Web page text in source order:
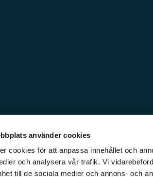
använder cookies
cookies för att anpassa innehållet och
och analysera vår trafik. Vi
till de sociala medier och annons- och